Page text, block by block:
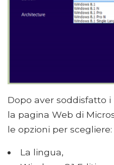
Dopo aver soddisfatto
la pagina Web di
le opzioni per scegliere:
La lingua,